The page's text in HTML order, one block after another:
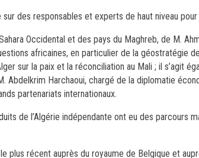
des responsables et experts de haut niveau
Occidental et des pays du Maghreb, de M.
africaines, en particulier de la géostratégie
sur la paix et la réconciliation au Mali ; il s’agit
Abdelkrim Harchaoui, chargé de la diplomatie
partenariats internationaux.
de l’Algérie indépendante ont eu des parcours
plus récent auprès du royaume de Belgique et